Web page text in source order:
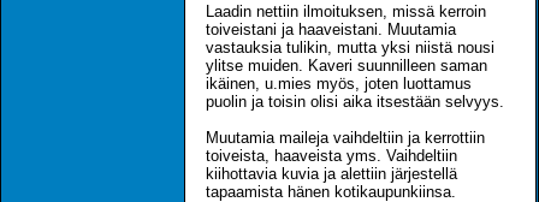
Laadin nettiin ilmoituksen, missä kerroin
toiveistani ja haaveistani. Muutamia
vastauksia tulikin, mutta yksi niistä nousi
ylitse muiden. Kaveri suunnilleen saman
ikäinen, u.mies myös, joten luottamus
puolin ja toisin olisi aika itsestään selvyys.
Muutamia maileja vaihdeltiin ja kerrottiin
toiveista, haaveista yms. Vaihdeltiin
kiihottavia kuvia ja alettiin järjestellä
tapaamista hänen kotikaupunkiinsa.